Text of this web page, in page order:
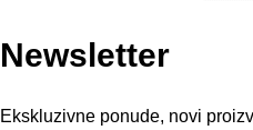
Newsletter
Ekskluzivne ponude, novi